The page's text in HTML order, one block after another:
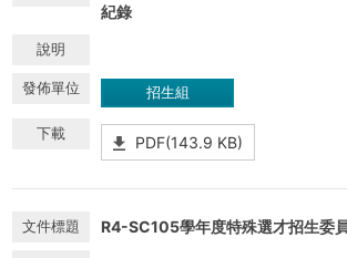
紀錄
招生組
PDF(143.9 KB)
R4-SC105學年度特殊選才招生委